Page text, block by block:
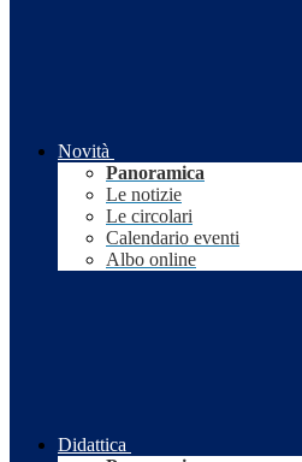
Novità
Panoramica
Le notizie
Le circolari
Calendario eventi
Albo online
Didattica